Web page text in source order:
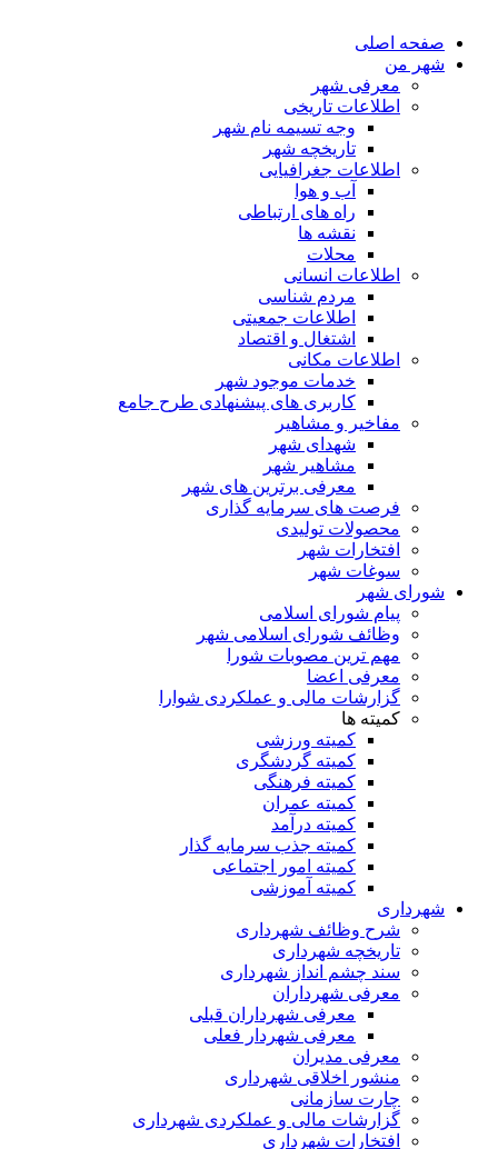
صفحه اصلی
شهر من
معرفی شهر
اطلاعات تاریخی
وجه تسیمه نام شهر
تاریخچه شهر
اطلاعات جغرافیایی
آب و هوا
راه های ارتباطی
نقشه ها
محلات
اطلاعات انسانی
مردم شناسی
اطلاعات جمعیتی
اشتغال و اقتصاد
اطلاعات مکانی
خدمات موجود شهر
کاربری های پیشنهادی طرح جامع
مفاخیر و مشاهیر
شهدای شهر
مشاهیر شهر
معرفی برترین های شهر
فرصت های سرمایه گذاری
محصولات تولیدی
افتخارات شهر
سوغات شهر
شورای شهر
پیام شورای اسلامی
وظائف شورای اسلامی شهر
مهم ترین مصوبات شورا
معرفی اعضا
گزارشات مالی و عملکردی شوارا
کمیته ها
کمیته ورزشی
کمیته گردشگری
کمیته فرهنگی
کمیته عمران
کمیته درآمد
کمیته جذب سرمایه گذار
کمیته امور اجتماعی
کمیته آموزشی
شهرداری
شرح وظائف شهرداری
تاریخچه شهرداری
سند چشم انداز شهرداری
معرفی شهرداران
معرفی شهرداران قبلی
معرفی شهردار فعلی
معرفی مدیران
منشور اخلاقی شهرداری
چارت سازمانی
گزارشات مالی و عملکردی شهرداری
افتخارات شهرداری